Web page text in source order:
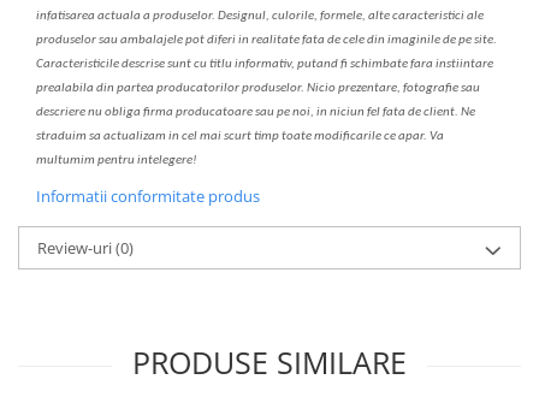
infatisarea actuala a produselor. Designul, culorile, formele, alte caracteristici ale
produselor sau ambalajele pot diferi in realitate fata de cele din imaginile de pe site.
Caracteristicile descrise sunt cu titlu informativ, putand fi schimbate fara instiintare
prealabila din partea producatorilor produselor. Nicio prezentare, fotografie sau
descriere nu obliga firma producatoare sau pe noi, in niciun fel fata de client. Ne
straduim sa actualizam in cel mai scurt timp toate modificarile ce apar. Va
multumim pentru intelegere!
Informatii conformitate produs
Review-uri(0)
PRODUSE SIMILARE